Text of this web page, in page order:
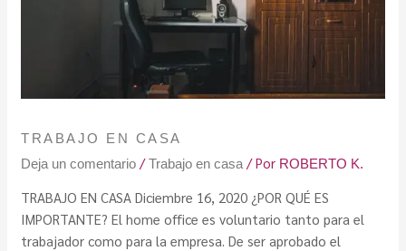
TRABAJO EN CASA
Deja un comentario /Trabajo en casa / Por ROBERTO K.
TRABAJO EN CASA Diciembre 16, 2020 ¿POR QUÉ ES
IMPORTANTE? El home office es voluntario tanto para el
trabajador como para la empresa. De ser aprobado el